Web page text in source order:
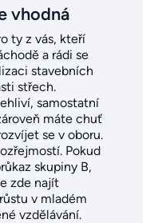
vhodná
ty z vás, kteří
a rádi se
stavebních
střech.
samostatní
máte chuť
se v oboru.
Pokud
skupiny B,
zde najít
v mladém
vzdělávání.